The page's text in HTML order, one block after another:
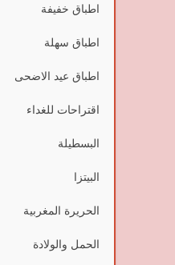
اطباق خفيفة
اطباق سهلة
اطباق عيد الاضحى
اقتراحات للغداء
البسطيلة
البيتزا
الحريرة المغربية
الحمل والولادة